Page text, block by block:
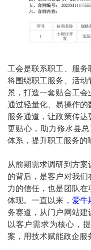
工会是联系职工、服
将围绕职工服务、活
景，打造一套贴合工
通过轻量化、易操作
服务通道，让政策传
更贴心，助力修水县
体系，提升职工服务的
从前期需求调研到方
的背后，是客户对我
力的信任，也是团队
体现。一直以来， 爱牛
务赛道，从门户网站
以客户需求为核心，
案，用技术赋能政企服